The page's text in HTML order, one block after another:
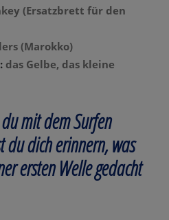
(Ersatzbrett für den
(Marokko)
das Gelbe, das kleine
mit dem Surfen
du dich erinnern, was
ersten Welle gedacht